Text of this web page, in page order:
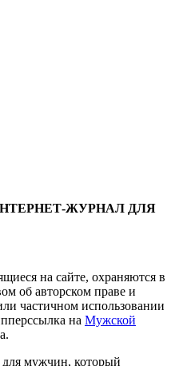
ИНТЕРНЕТ-ЖУРНАЛ ДЛЯ
на сайте, охраняются в
об авторском праве и
частичном использовании
на Мужской
мужчин, который